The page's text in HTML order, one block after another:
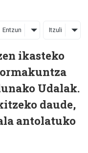
Entzun Itzuli
ikasteko
Udalak.
daude,
antolatuko